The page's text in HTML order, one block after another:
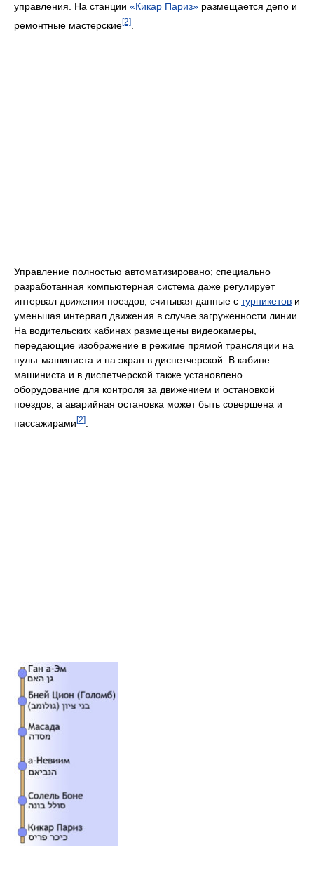
управления. На станции «Кикар Париз» размещается депо и
ремонтные мастерские[2]
Управление полностью автоматизировано; специально
разработанная компьютерная система даже регулирует
интервал движения поездов, считывая данные с турникетов и
уменьшая интервал движения в случае загруженности линии.
На водительских кабинах размещены видеокамеры,
передающие изображение в режиме прямой трансляции на
пульт машиниста и на экран в диспетчерской. В кабине
машиниста и в диспетчерской также установлено
оборудование для контроля за движением и остановкой
поездов, а аварийная остановка может быть совершена и
пассажирами[2]